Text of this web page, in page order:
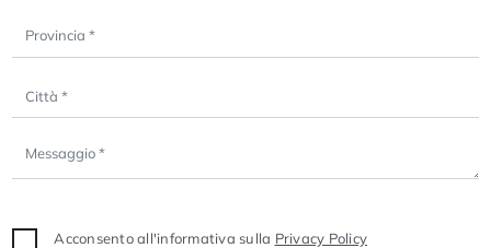
Acconsento all'informativa sulla Privacy Policy